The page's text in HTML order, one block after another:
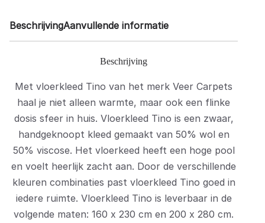
BeschrijvingAanvullende informatie
Beschrijving
Met vloerkleed Tino van het merk Veer Carpets
haal je niet alleen warmte, maar ook een flinke
dosis sfeer in huis. Vloerkleed Tino is een zwaar,
handgeknoopt kleed gemaakt van 50% wol en
50% viscose. Het vloerkeed heeft een hoge pool
en voelt heerlijk zacht aan. Door de verschillende
kleuren combinaties past vloerkleed Tino goed in
iedere ruimte. Vloerkleed Tino is leverbaar in de
volgende maten: 160 x 230 cm en 200 x 280 cm.